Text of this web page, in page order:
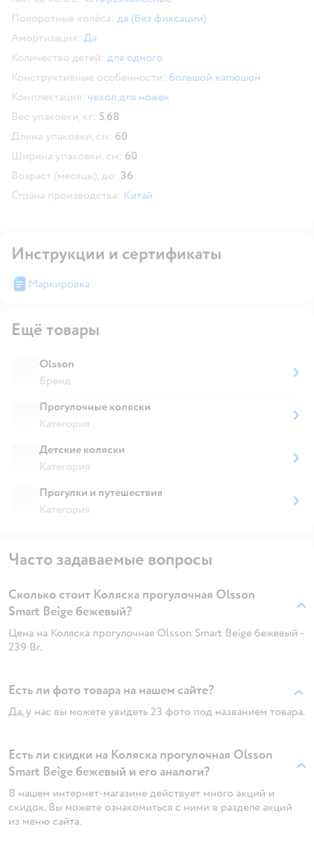
Поворотные колёса: да (без фиксации)
Амортизация: Да
Количество детей: для одного
Конструктивные особенности: большой капюшон
Комплектация: чехол для ножек
Вес упаковки, кг: 5.68
Длина упаковки, см: 60
Ширина упаковки, см: 60
Возраст (месяцы), до: 36
Страна производства: Китай
Инструкции и сертификаты
Маркировка
Ещё товары
Olsson
Бренд
Прогулочные коляски
Категория
Детские коляски
Категория
Прогулки и путешествия
Категория
Часто задаваемые вопросы
Сколько стоит Коляска прогулочная Olsson
Smart Beige бежевый?
Цена на Коляска прогулочная Olsson Smart Beige бежевый -
239 Br.
Есть ли фото товара на нашем сайте?
Да, у нас вы можете увидеть 23 фото под названием товара.
Есть ли скидки на Коляска прогулочная Olsson
Smart Beige бежевый и его аналоги?
В нашем интернет-магазине действует много акций и
скидок. Вы можете ознакомиться с ними в разделе акций
из меню сайта.